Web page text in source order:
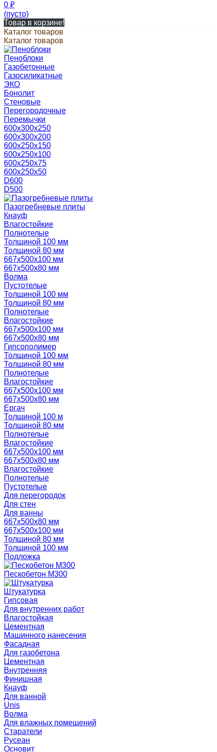
0 ₽
(пусто)
Товар в корзине!
Каталог товаров
Каталог товаров
Пеноблоки
Газобетонные
Газосиликатные
ЭКО
Бонолит
Стеновые
Перегородочные
Перемычки
600х300х250
600х300х200
600х250х150
600х250х100
600х250х75
600х250х50
D600
D500
Пазогребневые плиты
Кнауф
Влагостойкие
Полнотелые
Толщиной 100 мм
Толщиной 80 мм
667х500х100 мм
667х500х80 мм
Волма
Пустотелые
Толщиной 100 мм
Толщиной 80 мм
Полнотелые
Влагостойкие
667х500х100 мм
667х500х80 мм
Гипсополимер
Толщиной 100 мм
Толщиной 80 мм
Полнотелые
Влагостойкие
667х500х100 мм
667х500х80 мм
Ергач
Толщиной 100 м
Толщиной 80 мм
Полнотелые
Влагостойкие
667х500х100 мм
667х500х80 мм
Влагостойкие
Полнотелые
Пустотелые
Для перегородок
Для стен
Для ванны
667х500х80 мм
667х500х100 мм
Толщиной 80 мм
Толщиной 100 мм
Подложка
Пескобетон М300
Штукатурка
Гипсовая
Для внутренних работ
Влагостойкая
Цементная
Машинного нанесения
Фасадная
Для газобетона
Цементная
Внутренняя
Финишная
Кнауф
Для ванной
Unis
Волма
Для влажных помещений
Старатели
Русеан
Основит